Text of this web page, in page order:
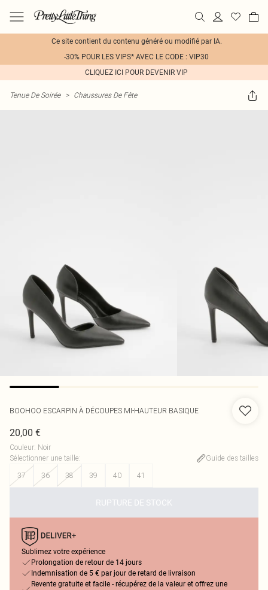
Ce site contient du contenu généré ou modifié par IA.
-30% POUR LES VIPS* AVEC LE CODE : VIP30
CLIQUEZ ICI POUR DEVENIR VIP
Tenue De Soirée > Chaussures De Fête
BOOHOO ESCARPIN À DÉCOUPES MI-HAUTEUR BASIQUE
20,00 €
Couleur: Noir
Sélectionner une taille:
Guide des tailles
37
36 38 39 40 41
RUPTURE DE STOCK
Sublimez votre expérience
Prolongation de retour de 14 jours
Indemnisation de 5 € par jour de retard de livraison
Revente gratuite et facile - récupérez de la valeur et offrez une